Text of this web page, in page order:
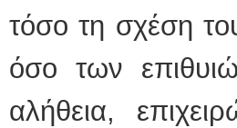
τόσο τη σχέση
όσο των
αλήθεια,